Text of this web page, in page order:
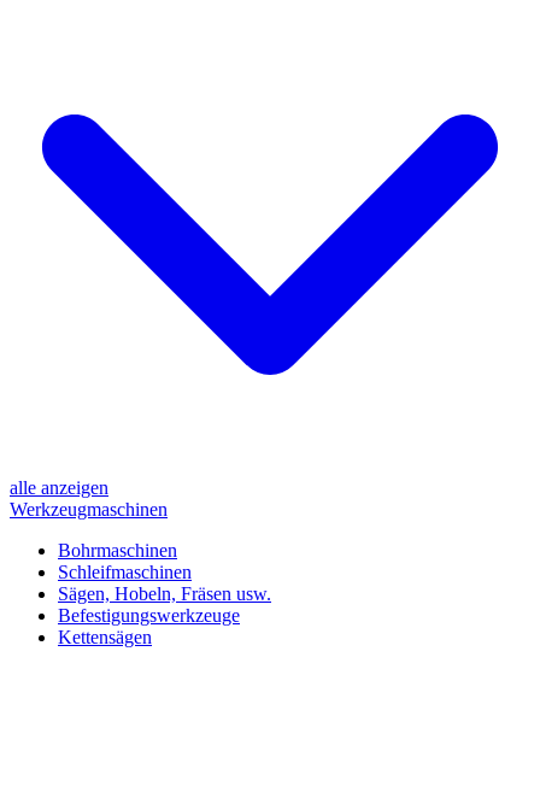
alle anzeigen
Werkzeugmaschinen
Bohrmaschinen
Schleifmaschinen
Sägen, Hobeln, Fräsen usw.
Befestigungswerkzeuge
Kettensägen